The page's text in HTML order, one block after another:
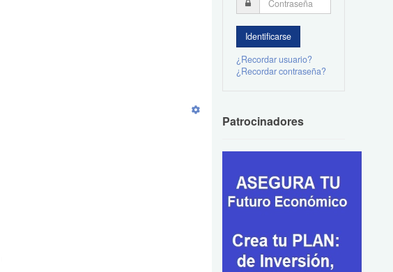
¿Recordar usuario?
¿Recordar contraseña?
Patrocinadores